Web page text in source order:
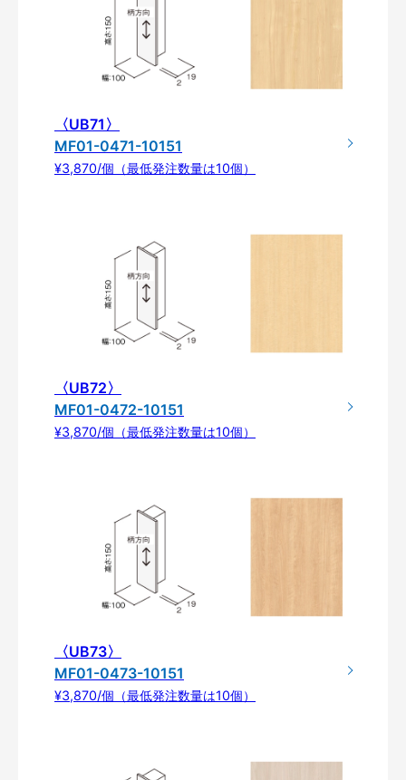
〈UB71〉
MF01-0471-10151
¥3,870/個（最低発注数量は10個）
〈UB72〉
MF01-0472-10151
¥3,870/個（最低発注数量は10個）
〈UB73〉
MF01-0473-10151
¥3,870/個（最低発注数量は10個）